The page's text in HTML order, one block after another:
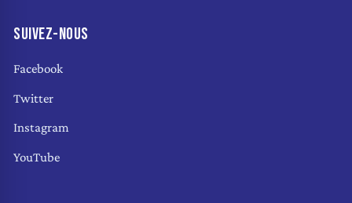
SUIVEZ-NOUS
Facebook
Twitter
Instagram
YouTube